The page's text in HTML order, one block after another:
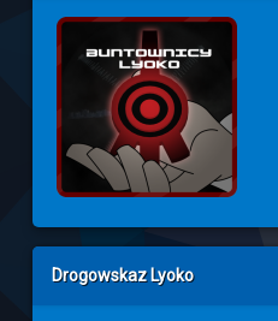
Drogowskaz Lyoko